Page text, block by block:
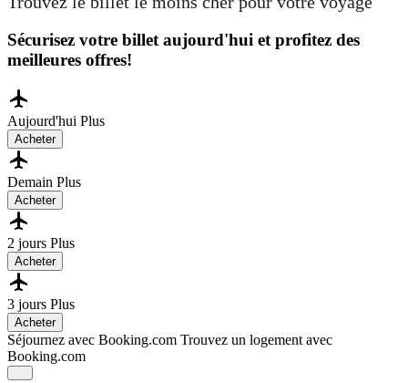
Sécurisez votre billet aujourd'hui et profitez des
meilleures offres!
Aujourd'hui Plus
Acheter
Demain Plus
Acheter
2 jours Plus
Acheter
3 jours Plus
Acheter
Séjournez avec Booking.com Trouvez un logement avec
Booking.com